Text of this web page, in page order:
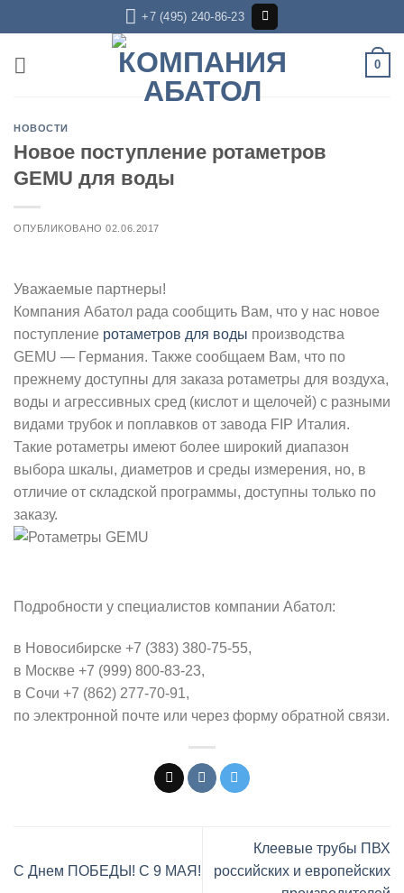
to
content
+7 (495) 240-86-23
0
НОВОСТИ
Новое поступление ротаметров
GEMU для воды
ОПУБЛИКОВАНО02.06.2017
Уважаемые партнеры!
Компания Абатол рада сообщить Вам, что у нас новое
поступление ротаметров для воды производства
GEMU — Германия. Также сообщаем Вам, что по
прежнему доступны для заказа ротаметры для воздуха,
воды и агрессивных сред (кислот и щелочей) с разными
видами трубок и поплавков от завода FIP Италия.
Такие ротаметры имеют более широкий диапазон
выбора шкалы, диаметров и среды измерения, но, в
отличие от складской программы, доступны только по
заказу.
Подробности у специалистов компании Абатол:
в Новосибирске +7 (383) 380-75-55,
в Москве +7 (999) 800-83-23,
в Сочи +7 (862) 277-70-91,
по электронной почте или через форму обратной связи.
С Днем ПОБЕДЫ! С 9 МАЯ!
Клеевые трубы ПВХ
российских и европейских